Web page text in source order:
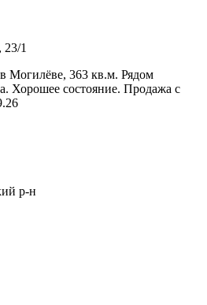
23/1
Могилёве, 363 кв.м. Рядом
Хорошее состояние. Продажа с
р-н